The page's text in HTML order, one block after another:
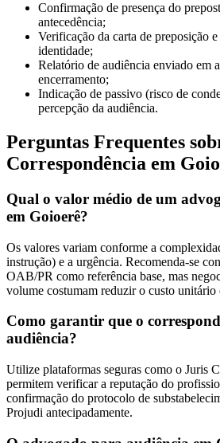
Confirmação de presença do
antecedência;
Verificação da carta de preposição
identidade;
Relatório de audiência enviado em
encerramento;
Indicação de passivo (risco de
percepção da audiência.
Perguntas Frequentes
Correspondência em
Qual o valor médio de um
em Goioerê?
Os valores variam conforme a
instrução) e a urgência. Recomenda-se
OAB/PR como referência base, mas
volume costumam reduzir o custo unitário
Como garantir que o
audiência?
Utilize plataformas seguras como o Juris
permitem verificar a reputação do
confirmação do protocolo de
Projudi antecipadamente.